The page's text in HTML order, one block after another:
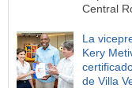
Central
La
Kery
de Villa